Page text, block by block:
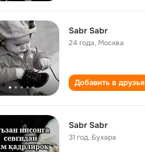
Sabr Sabr
24 года, Москва
Добавить в друзья
Sabr Sabr
31 год, Бухара